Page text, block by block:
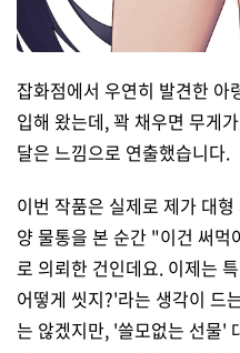
잡화점에서 우연히 발견한 아
입해 왔는데, 꽉 채우면 무게
달은 느낌으로 연출했습니다.
이번 작품은 실제로 제가 대
양 물통을 본 순간 "이건 써
로 의뢰한 건인데요. 이제는
어떻게 씻지?'라는 생각이 드
는 않겠지만, '쓸모없는 선물'